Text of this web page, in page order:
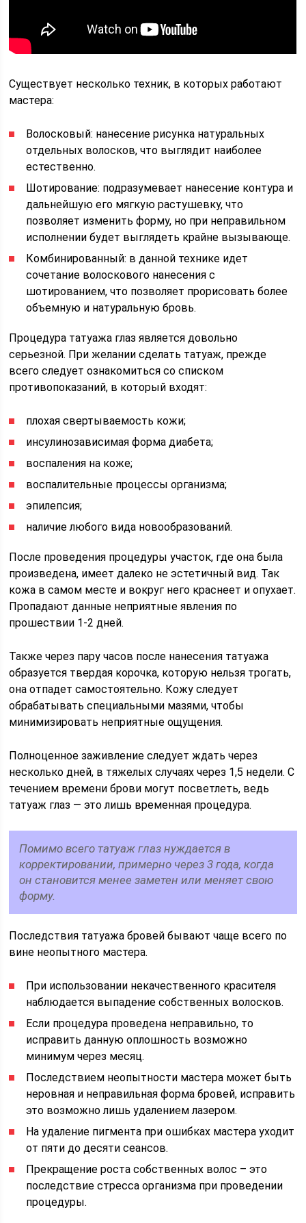
Существует несколько техник, в которых работают
мастера:
Волосковый: нанесение рисунка натуральных
отдельных волосков, что выглядит наиболее
естественно.
Шотирование: подразумевает нанесение контура и
дальнейшую его мягкую растушевку, что
позволяет изменить форму, но при неправильном
исполнении будет выглядеть крайне вызывающе.
Комбинированный: в данной технике идет
сочетание волоскового нанесения с
шотированием, что позволяет прорисовать более
объемную и натуральную бровь.
Процедура татуажа глаз является довольно
серьезной. При желании сделать татуаж, прежде
всего следует ознакомиться со списком
противопоказаний, в который входят:
плохая свертываемость кожи;
инсулинозависимая форма диабета;
воспаления на коже;
воспалительные процессы организма;
эпилепсия;
наличие любого вида новообразований.
После проведения процедуры участок, где она была
произведена, имеет далеко не эстетичный вид. Так
кожа в самом месте и вокруг него краснеет и опухает.
Пропадают данные неприятные явления по
прошествии 1-2 дней.
Также через пару часов после нанесения татуажа
образуется твердая корочка, которую нельзя трогать,
она отпадет самостоятельно. Кожу следует
обрабатывать специальными мазями, чтобы
минимизировать неприятные ощущения.
Полноценное заживление следует ждать через
несколько дней, в тяжелых случаях через 1,5 недели. С
течением времени брови могут посветлеть, ведь
татуаж глаз — это лишь временная процедура.
Помимо всего татуаж глаз нуждается в
корректировании, примерно через 3 года, когда
он становится менее заметен или меняет свою
форму.
Последствия татуажа бровей бывают чаще всего по
вине неопытного мастера.
При использовании некачественного красителя
наблюдается выпадение собственных волосков.
Если процедура проведена неправильно, то
исправить данную оплошность возможно
минимум через месяц.
Последствием неопытности мастера может быть
неровная и неправильная форма бровей, исправить
это возможно лишь удалением лазером.
На удаление пигмента при ошибках мастера уходит
от пяти до десяти сеансов.
Прекращение роста собственных волос – это
последствие стресса организма при проведении
процедуры.